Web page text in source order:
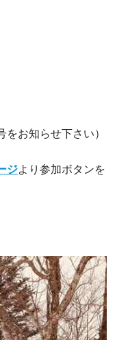
をお知らせ下さい）
ジより参加ボタンを